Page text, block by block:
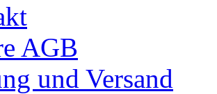
AGB
und Versand